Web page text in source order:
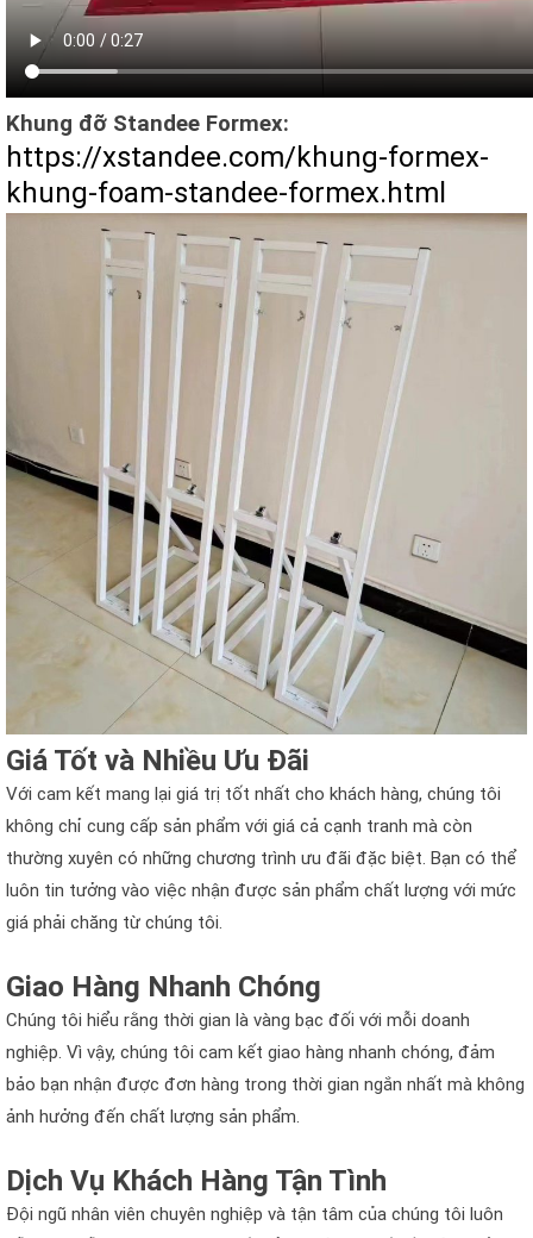
Khung đỡ Standee Formex:
https://xstandee.com/khung-formex-
khung-foam-standee-formex.html
Giá Tốt và Nhiều Ưu Đãi
Với cam kết mang lại giá trị tốt nhất cho khách hàng, chúng tôi
không chỉ cung cấp sản phẩm với giá cả cạnh tranh mà còn
thường xuyên có những chương trình ưu đãi đặc biệt. Bạn có thể
luôn tin tưởng vào việc nhận được sản phẩm chất lượng với mức
giá phải chăng từ chúng tôi.
Giao Hàng Nhanh Chóng
Chúng tôi hiểu rằng thời gian là vàng bạc đối với mỗi doanh
nghiệp. Vì vậy, chúng tôi cam kết giao hàng nhanh chóng, đảm
bảo bạn nhận được đơn hàng trong thời gian ngắn nhất mà không
ảnh hưởng đến chất lượng sản phẩm.
Dịch Vụ Khách Hàng Tận Tình
Đội ngũ nhân viên chuyên nghiệp và tận tâm của chúng tôi luôn